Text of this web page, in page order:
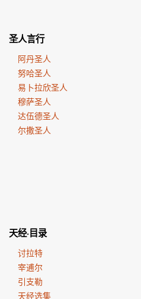
圣人言行
阿丹圣人
努哈圣人
易卜拉欣圣人
穆萨圣人
达伍德圣人
尔撒圣人
天经·目录
讨拉特
宰逋尔
引支勒
天经选集